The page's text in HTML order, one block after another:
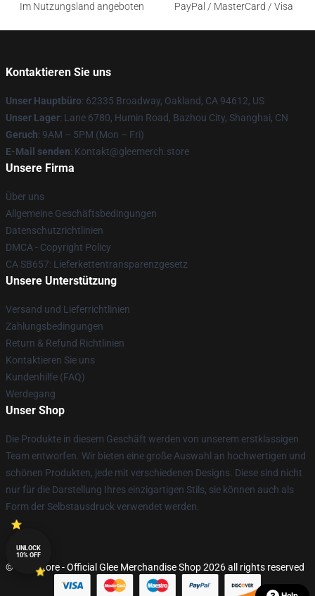
Im Nutzungsland angeboten
PayPal / MasterCard / Visa
Kontaktieren Sie uns
Unser Hauptbüro: 62335 Broadway, Oakland, CA 94612, US
Unser Lager: Lane 6780, Humin Road, Bazhou City, Shanghai, CN
Geruch: 9AM – 5PM (Mon – Fri)
E-Mail senden: Kontakt@gleemerch.store
Unsere Firma
Über uns
Allgemeine Geschäftsbedingungen
Datenschutzrichtlinien
DMCA - Copyright Policy
CA SB657: Lieferkettentransparenzgesetz
Unsere Unterstützung
Versand und Lieferrichtlinien
Zahlungsbedingungen
Return & Refund Richtlinien
Kontaktieren Sie uns
Kundenhilfe (FAQ)
Werdegang
Unser Shop
Die Produkte in diesem Geschäft werden von unserem erstklassigen
Team entworfen. Wir bieten eine große Auswahl an hochwertigen und
schönen Produkten, jede mit verschiedenen Designs. Diese sind nicht
nur für die Darstellung Ihres einzigartigen Stils, sie können auch als
Form der Selbstausdruck verwendet werden.
© Glee Store - Official Glee Merchandise Shop 2026 all rights reserved
UNLOCK
10% OFF